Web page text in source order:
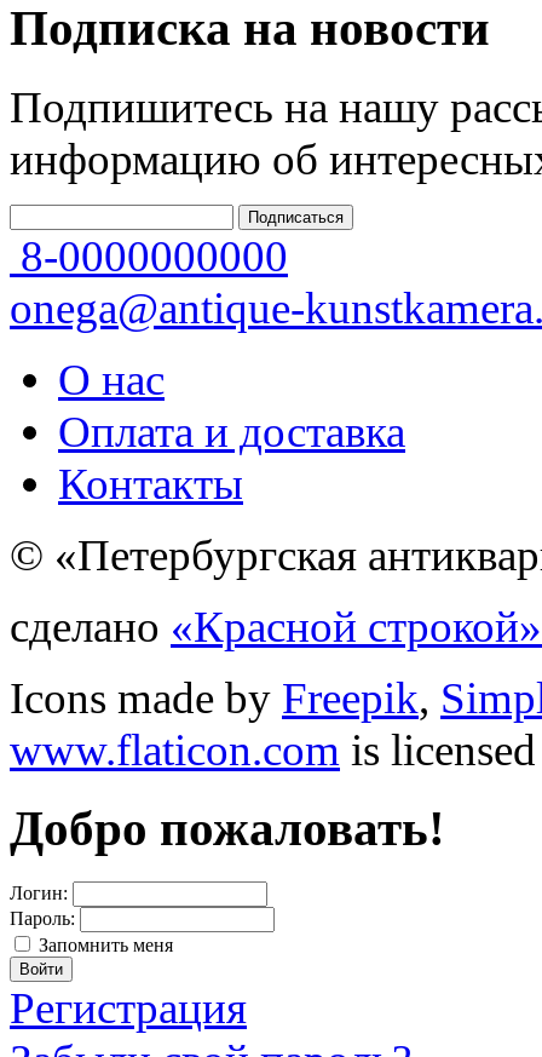
Подписка на новости
Подпишитесь на нашу
информацию об
8-0000000000
onega@antique-
О нас
Оплата и доставка
Контакты
© «Петербургская
сделано «Красной строкой»
Icons made by Freepik,
www.flaticon.com is
Добро пожаловать!
Логин:
Пароль:
Запомнить меня
Регистрация